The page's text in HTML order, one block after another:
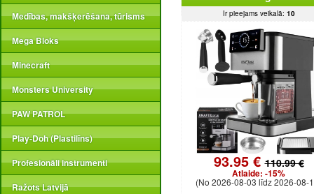
Medības, makšķerēšana, tūrisms
Mega Bloks
Minecraft
Monsters University
PAW PATROL
Play-Doh (Plastilīns)
Profesionāli instrumenti
Ražots Latvijā
Ir pieejams veikalā: 10
93.95 €110.99 €
Atlaide: -15%
(No 2026-08-03 līdz 2026-08-